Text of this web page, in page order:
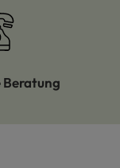
Beratung